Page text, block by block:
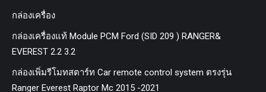
กล่องเครื่อง
กล่องเครื่องแท้ Module PCM Ford (SID 209 ) RANGER&
EVEREST 2.2 3.2
กล่องเพิ่มรีโมทสตาร์ท Car remote control system ตรงรุ่น
Ranger Everest Raptor Mc 2015 -2021